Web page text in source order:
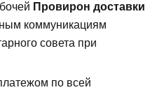
Провирон доставки
коммуникациям
совета при
по всей